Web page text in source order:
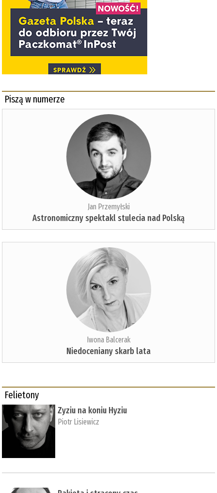
Piszą w numerze
Jan Przemyłski
Astronomiczny spektakl stulecia nad Polską
Iwona Balcerak
Niedoceniany skarb lata
Felietony
Zyziu na koniu Hyziu
Piotr Lisiewicz